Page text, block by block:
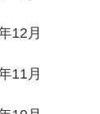
12月
11月